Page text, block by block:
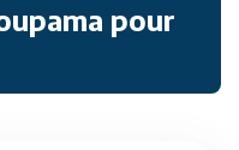
pour